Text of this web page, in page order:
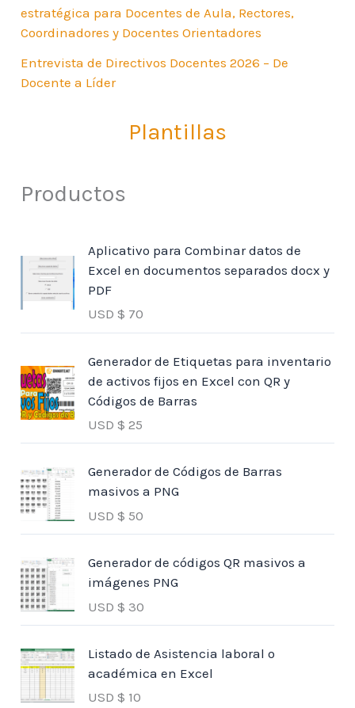
estratégica para Docentes de Aula, Rectores,
Coordinadores y Docentes Orientadores
Entrevista de Directivos Docentes 2026 – De
Docente a Líder
Plantillas
Productos
Aplicativo para Combinar datos de
Excel en documentos separados docx y
PDF
USD $ 70
Generador de Etiquetas para inventario
de activos fijos en Excel con QR y
Códigos de Barras
USD $ 25
Generador de Códigos de Barras
masivos a PNG
USD $ 50
Generador de códigos QR masivos a
imágenes PNG
USD $ 30
Listado de Asistencia laboral o
académica en Excel
USD $ 10